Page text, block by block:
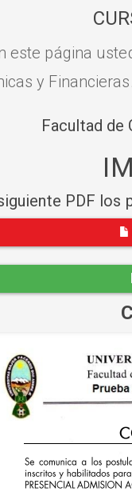
este página
y Financieras.
Facultad de
PDF los